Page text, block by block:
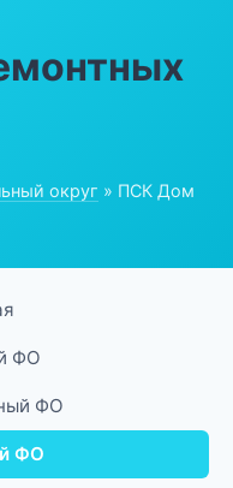
округ » ПСК Дом
ФО
ФО
ФО